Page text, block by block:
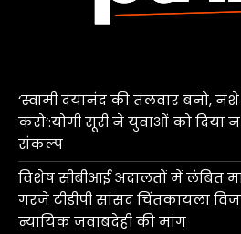
‘स्वामी दयानंद की तलवार बनो,
करो’:योगी सूरी ने युवाओं को दिया
संकल्प
विशेष सीबीआई अदालतों में लंबित
गरजे टीडीपी सांसद चिंतकायला
न्यायिक जवाबदेही की मांग